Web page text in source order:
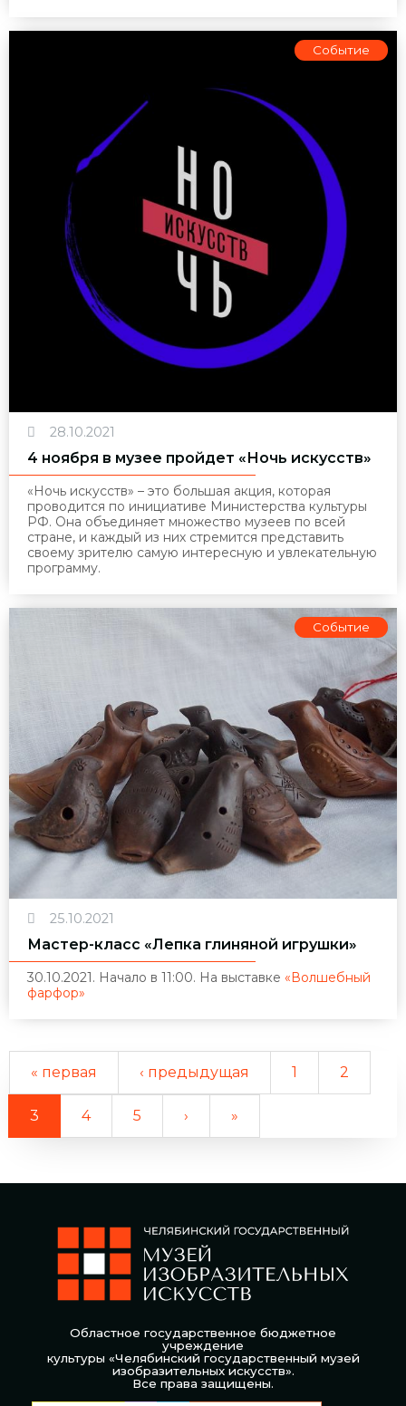
Событие
28.10.2021
4 ноября в музее пройдет «Ночь искусств»
«Ночь искусств» – это большая акция, которая
проводится по инициативе Министерства культуры
РФ. Она объединяет множество музеев по всей
стране, и каждый из них стремится представить
своему зрителю самую интересную и увлекательную
программу.
Событие
25.10.2021
Мастер-класс «Лепка глиняной игрушки»
30.10.2021. Начало в 11:00. На выставке «Волшебный
фарфор»
« первая ‹ предыдущая 1 2
3 4 5 › »
Областное государственное бюджетное
учреждение
культуры «Челябинский государственный музей
изобразительных искусств».
Все права защищены.